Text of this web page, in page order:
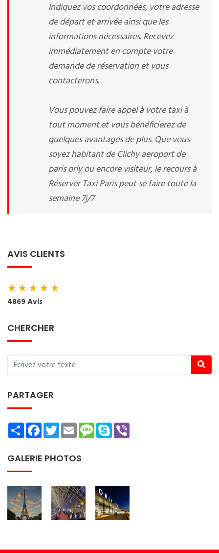
Indiquez vos coordonnées, votre adresse
de départ et arrivée ainsi que les
informations nécessaires. Recevez
immédiatement en compte votre
demande de réservation et vous
contacterons.
Vous pouvez faire appel à votre taxi à
tout moment.et vous bénéficierez de
quelques avantages de plus. Que vous
soyez habitant de Clichy aeroport de
paris orly ou encore visiteur, le recours à
Réserver Taxi Paris peut se faire toute la
semaine 7j/7
AVIS CLIENTS
★★★★★
4869 Avis
CHERCHER
PARTAGER
ShareFacebookTwitterEmailMessage
Skype
GALERIE PHOTOS